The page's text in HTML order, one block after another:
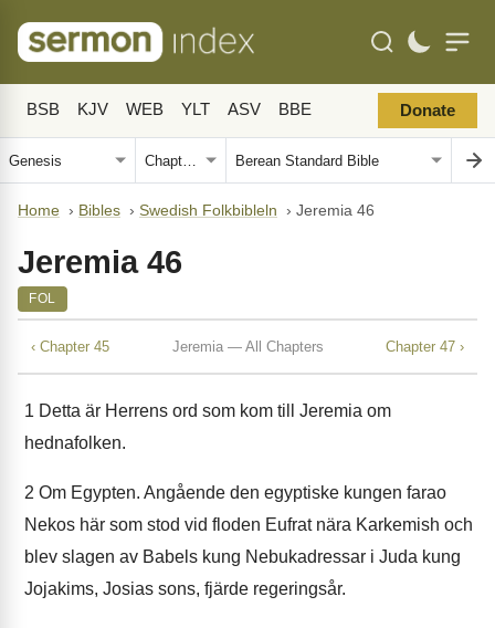
BSB KJV WEB YLT ASV BBE Donate
Home › Bibles › Swedish Folkbibleln › Jeremia 46
Jeremia 46
FOL
‹ Chapter 45 Jeremia — All Chapters Chapter 47 ›
1 Detta är Herrens ord som kom till Jeremia om
hednafolken.
2 Om Egypten. Angående den egyptiske kungen farao
Nekos här som stod vid floden Eufrat nära Karkemish och
blev slagen av Babels kung Nebukadressar i Juda kung
Jojakims, Josias sons, fjärde regeringsår.